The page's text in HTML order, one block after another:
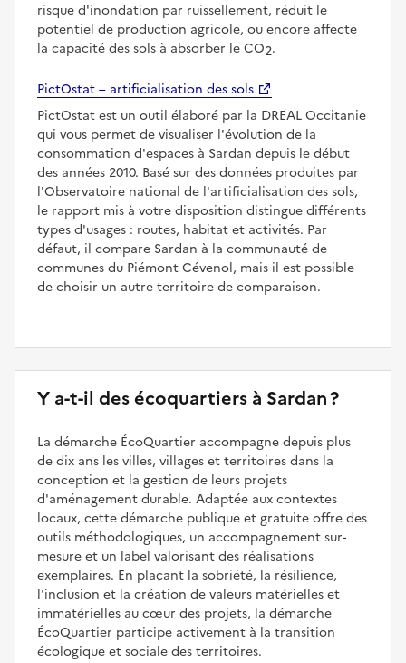
risque d'inondation par ruissellement, réduit le
potentiel de production agricole, ou encore affecte
la capacité des sols à absorber le CO2.
PictOstat – artificialisation des sols
PictOstat est un outil élaboré par la DREAL Occitanie
qui vous permet de visualiser l'évolution de la
consommation d'espaces à Sardan depuis le début
des années 2010. Basé sur des données produites par
l'Observatoire national de l'artificialisation des sols,
le rapport mis à votre disposition distingue différents
types d'usages : routes, habitat et activités. Par
défaut, il compare Sardan à la communauté de
communes du Piémont Cévenol, mais il est possible
de choisir un autre territoire de comparaison.
Y a-t-il des écoquartiers à Sardan ?
La démarche ÉcoQuartier accompagne depuis plus
de dix ans les villes, villages et territoires dans la
conception et la gestion de leurs projets
d'aménagement durable. Adaptée aux contextes
locaux, cette démarche publique et gratuite offre des
outils méthodologiques, un accompagnement sur-
mesure et un label valorisant des réalisations
exemplaires. En plaçant la sobriété, la résilience,
l'inclusion et la création de valeurs matérielles et
immatérielles au cœur des projets, la démarche
ÉcoQuartier participe activement à la transition
écologique et sociale des territoires.